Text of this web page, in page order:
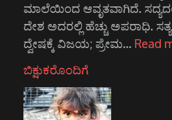
ಮಾಲೆಯಿಂದ ಆವೃತವಾಗಿದೆ.
ದೇಶ ಅದರಲ್ಲಿ ಹೆಚ್ಚು ಅಪರಾಧಿ.
ದ್ವೇಷಕ್ಕೆ ವಿಜಯ; ಪ್ರೇಮ… Read
ಬಿಕ್ಷುಕರೊಂದಿಗೆ